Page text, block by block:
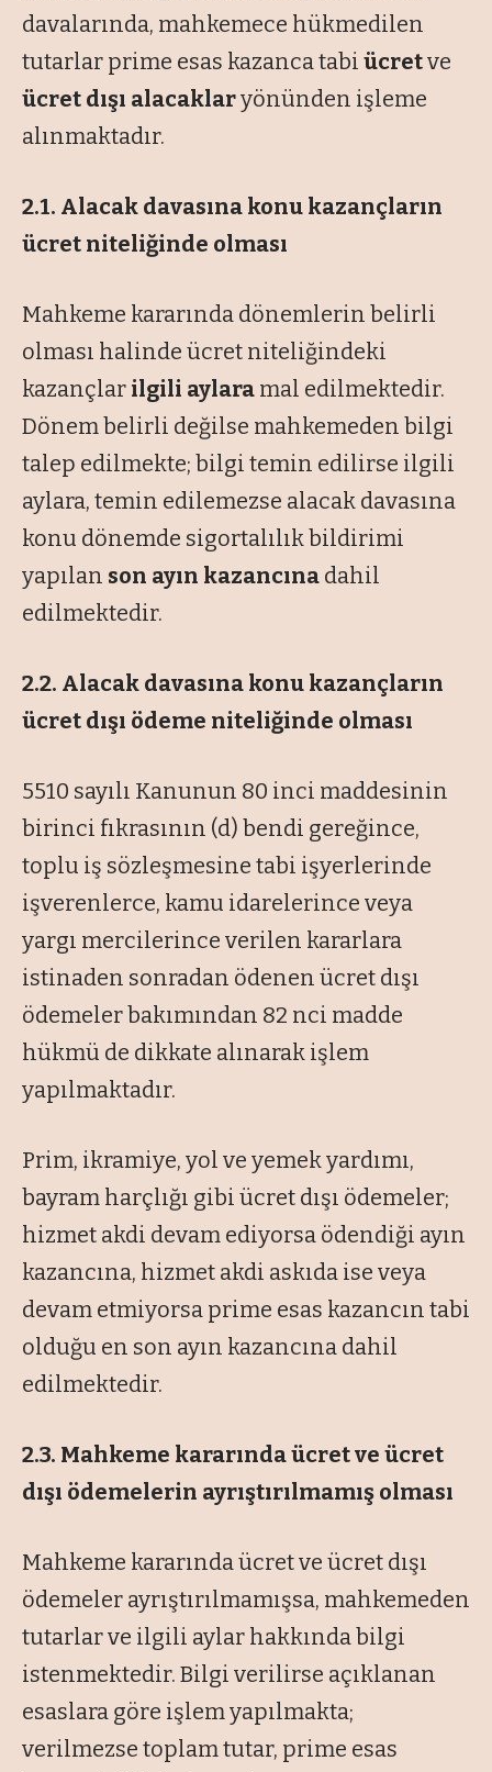
davalarında, mahkemece hükmedilen
tutarlar prime esas kazanca tabi ücretve
ücret dışı alacaklaryönünden işleme
alınmaktadır.
2.1. Alacak davasına konu kazançların
ücret niteliğinde olması
Mahkeme kararında dönemlerin belirli
olması halinde ücret niteliğindeki
kazançlar ilgili aylara mal edilmektedir.
Dönem belirli değilse mahkemeden bilgi
talep edilmekte; bilgi temin edilirse ilgili
aylara, temin edilemezse alacak davasına
konu dönemde sigortalılık bildirimi
yapılan son ayın kazancına dahil
edilmektedir.
2.2. Alacak davasına konu kazançların
ücret dışı ödeme niteliğinde olması
5510 sayılı Kanunun 80 inci maddesinin
birinci fıkrasının (d) bendi gereğince,
toplu iş sözleşmesine tabi işyerlerinde
işverenlerce, kamu idarelerince veya
yargı mercilerince verilen kararlara
istinaden sonradan ödenen ücret dışı
ödemeler bakımından 82 nci madde
hükmü de dikkate alınarak işlem
yapılmaktadır.
Prim, ikramiye, yol ve yemek yardımı,
bayram harçlığı gibi ücret dışı ödemeler;
hizmet akdi devam ediyorsa ödendiği ayın
kazancına, hizmet akdi askıda ise veya
devam etmiyorsa prime esas kazancın tabi
olduğu en son ayın kazancına dahil
edilmektedir.
2.3. Mahkeme kararında ücret ve ücret
dışı ödemelerin ayrıştırılmamış olması
Mahkeme kararında ücret ve ücret dışı
ödemeler ayrıştırılmamışsa, mahkemeden
tutarlar ve ilgili aylar hakkında bilgi
istenmektedir. Bilgi verilirse açıklanan
esaslara göre işlem yapılmakta;
verilmezse toplam tutar, prime esas